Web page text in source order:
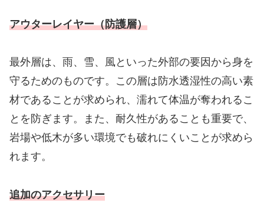
アウターレイヤー（防護層）
最外層は、雨、雪、風といった外部の要因から身を
守るためのものです。この層は防水透湿性の高い素
材であることが求められ、濡れて体温が奪われるこ
とを防ぎます。また、耐久性があることも重要で、
岩場や低木が多い環境でも破れにくいことが求めら
れます。
追加のアクセサリー